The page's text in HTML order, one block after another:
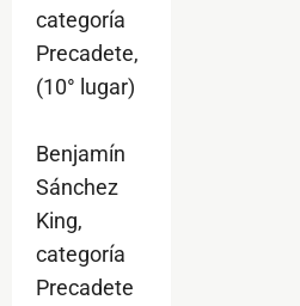
categoría
Precadete,
(10° lugar)
Benjamín
Sánchez
King,
categoría
Precadete